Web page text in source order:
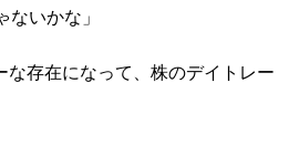
ないかな」
存在になって、株のデイトレー